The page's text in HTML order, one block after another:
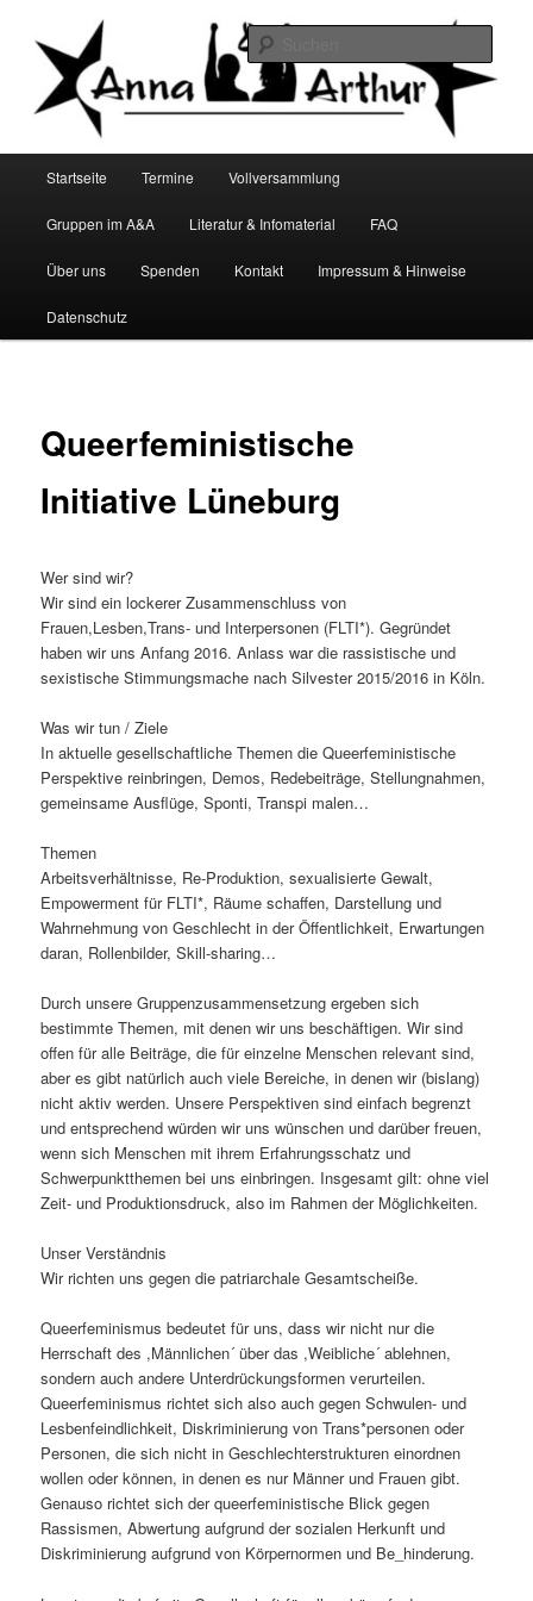
primären
springenAnna&Arthur
Startseite Termine Vollversammlung
Gruppen im A&A Literatur & Infomaterial FAQ
Über uns Spenden Kontakt Impressum & Hinweise
Datenschutz
Queerfeministische
Initiative Lüneburg
Wer sind wir?
Wir sind ein lockerer Zusammenschluss von
Frauen,Lesben,Trans- und Interpersonen (FLTI*). Gegründet
haben wir uns Anfang 2016. Anlass war die rassistische und
sexistische Stimmungsmache nach Silvester 2015/2016 in Köln.
Was wir tun / Ziele
In aktuelle gesellschaftliche Themen die Queerfeministische
Perspektive reinbringen, Demos, Redebeiträge, Stellungnahmen,
gemeinsame Ausflüge, Sponti, Transpi malen…
Themen
Arbeitsverhältnisse, Re-Produktion, sexualisierte Gewalt,
Empowerment für FLTI*, Räume schaffen, Darstellung und
Wahrnehmung von Geschlecht in der Öffentlichkeit, Erwartungen
daran, Rollenbilder, Skill-sharing…
Durch unsere Gruppenzusammensetzung ergeben sich
bestimmte Themen, mit denen wir uns beschäftigen. Wir sind
offen für alle Beiträge, die für einzelne Menschen relevant sind,
aber es gibt natürlich auch viele Bereiche, in denen wir (bislang)
nicht aktiv werden. Unsere Perspektiven sind einfach begrenzt
und entsprechend würden wir uns wünschen und darüber freuen,
wenn sich Menschen mit ihrem Erfahrungsschatz und
Schwerpunktthemen bei uns einbringen. Insgesamt gilt: ohne viel
Zeit- und Produktionsdruck, also im Rahmen der Möglichkeiten.
Unser Verständnis
Wir richten uns gegen die patriarchale Gesamtscheiße.
Queerfeminismus bedeutet für uns, dass wir nicht nur die
Herrschaft des ,Männlichen´ über das ,Weibliche´ ablehnen,
sondern auch andere Unterdrückungsformen verurteilen.
Queerfeminismus richtet sich also auch gegen Schwulen- und
Lesbenfeindlichkeit, Diskriminierung von Trans*personen oder
Personen, die sich nicht in Geschlechterstrukturen einordnen
wollen oder können, in denen es nur Männer und Frauen gibt.
Genauso richtet sich der queerfeministische Blick gegen
Rassismen, Abwertung aufgrund der sozialen Herkunft und
Diskriminierung aufgrund von Körpernormen und Be_hinderung.